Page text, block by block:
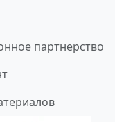
партнерство